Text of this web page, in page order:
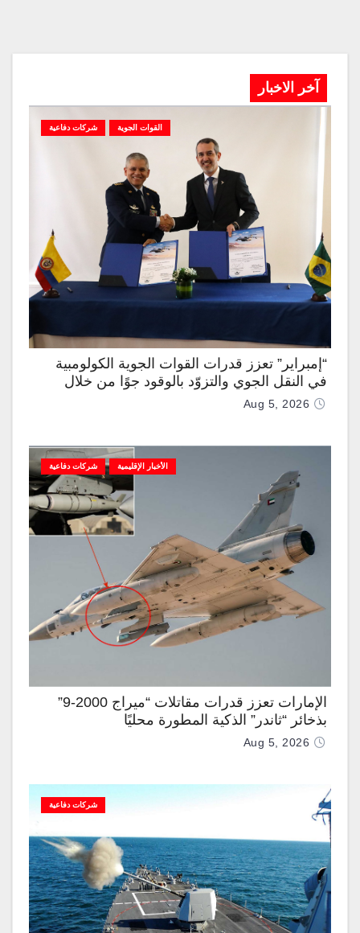
آخر الاخبار
القوات الجوية شركات دفاعية
“إمبراير” تعزز قدرات القوات الجوية الكولومبية
في النقل الجوي والتزوّد بالوقود جوًا من خلال
تزويدها بطائرتي “كيه سي-390 ميلينيوم”
Aug 5, 2026
الأخبار الإقليمية شركات دفاعية
الإمارات تعزز قدرات مقاتلات “ميراج 2000-9”
بذخائر “ثاندر” الذكية المطورة محليًا
Aug 5, 2026
شركات دفاعية